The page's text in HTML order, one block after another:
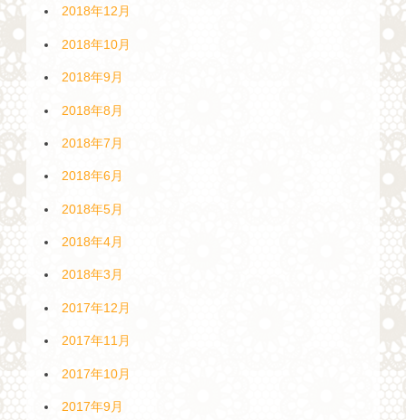
2018年12月
2018年10月
2018年9月
2018年8月
2018年7月
2018年6月
2018年5月
2018年4月
2018年3月
2017年12月
2017年11月
2017年10月
2017年9月